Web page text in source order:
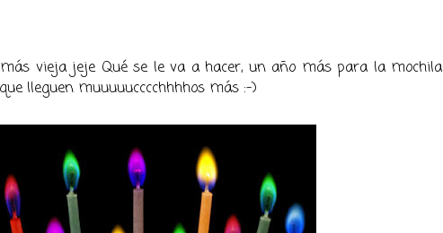
vieja jeje Qué se le va a hacer, un año más para la mochila
lleguen muuuuucccchhhhos más :-)